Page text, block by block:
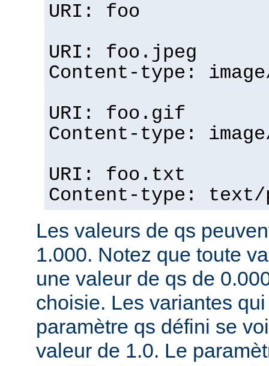
URI: foo
URI: foo.jpeg
Content-type:
URI: foo.gif
Content-type:
URI: foo.txt
Content-type:
Les valeurs de qs
1.000. Notez que toute
une valeur de qs de
choisie. Les variantes
paramètre qs défini se
valeur de 1.0. Le